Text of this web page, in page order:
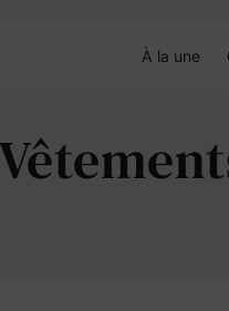
À la une